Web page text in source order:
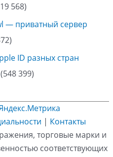
568)
— приватный сервер
ID разных стран
(548 399)
| Контакты
торговые марки и
соответствующих